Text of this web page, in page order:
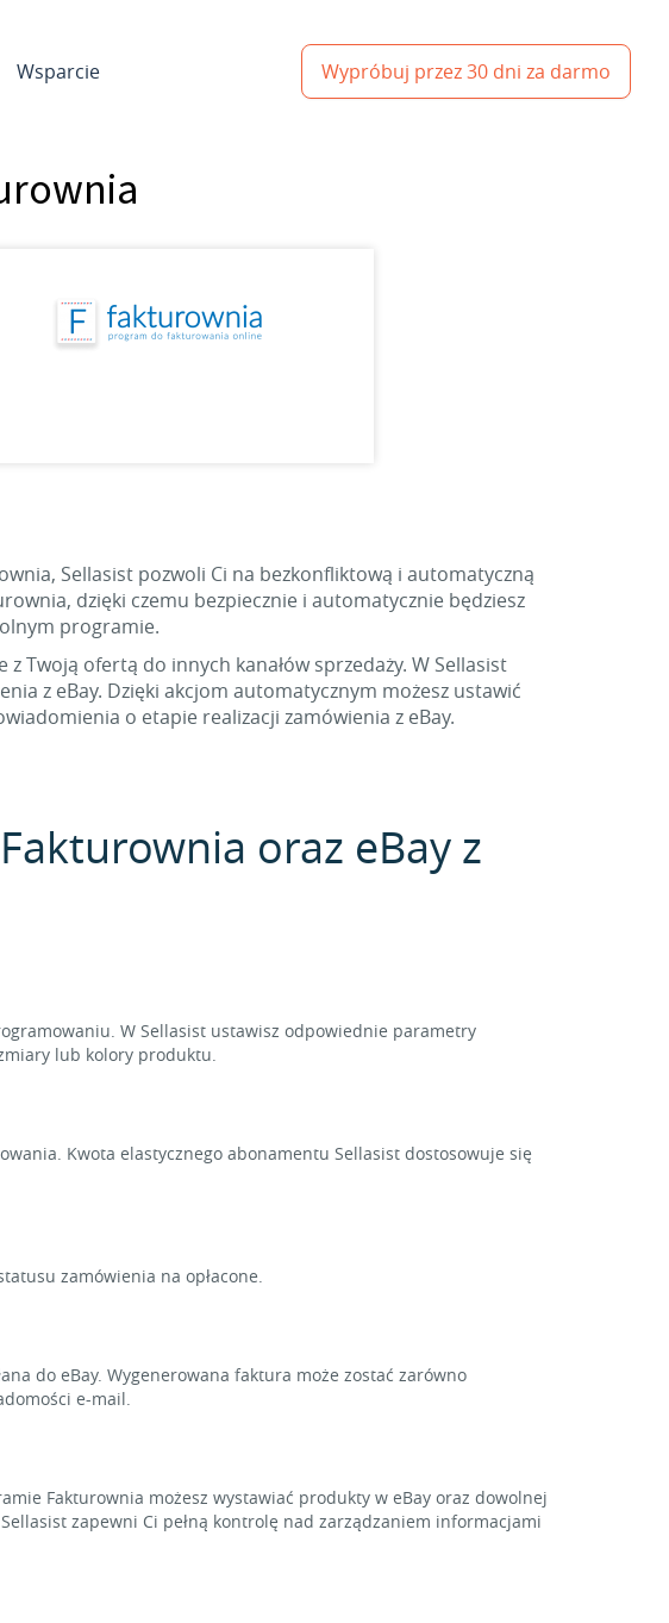
Wsparcie Wypróbuj przez 30 dni za darmo
Sellasist pozwoli Ci na bezkonfliktową i automatyczną
dzięki czemu bezpiecznie i automatycznie będziesz
programie.
Twoją ofertą do innych kanałów sprzedaży. W Sellasist
z eBay. Dzięki akcjom automatycznym możesz ustawić
o etapie realizacji zamówienia z eBay.
oraz eBay z
W Sellasist ustawisz odpowiednie parametry
lub kolory produktu.
Kwota elastycznego abonamentu Sellasist dostosowuje się
zamówienia na opłacone.
do eBay. Wygenerowana faktura może zostać zarówno
e-mail.
Fakturownia możesz wystawiać produkty w eBay oraz dowolnej
zapewni Ci pełną kontrolę nad zarządzaniem informacjami